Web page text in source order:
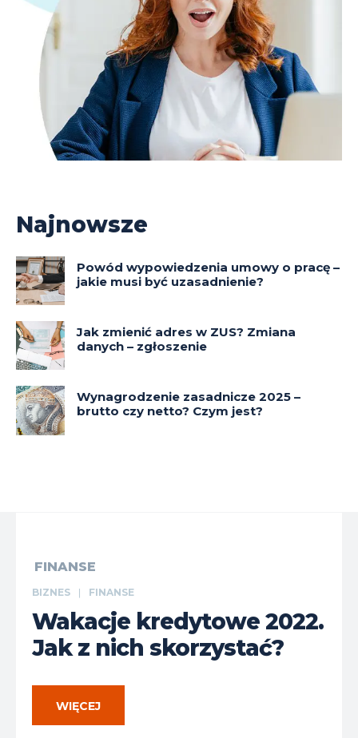
Najnowsze
Powód wypowiedzenia umowy o pracę –
jakie musi być uzasadnienie?
Jak zmienić adres w ZUS? Zmiana
danych – zgłoszenie
Wynagrodzenie zasadnicze 2025 –
brutto czy netto? Czym jest?